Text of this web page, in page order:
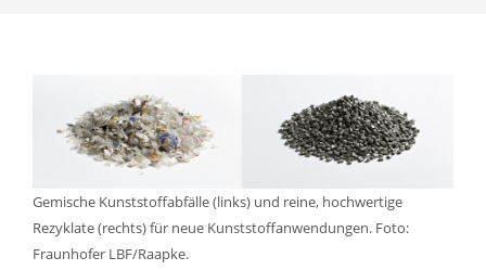
Gemische Kunststoffabfälle (links) und reine, hochwertige
Rezyklate (rechts) für neue Kunststoffanwendungen. Foto:
Fraunhofer LBF/Raapke.